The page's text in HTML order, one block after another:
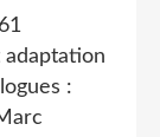
adaptation
: